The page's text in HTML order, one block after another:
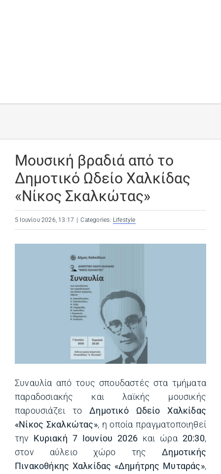
Μουσική βραδιά από το
Δημοτικό Ωδείο Χαλκίδας
«Νίκος Σκαλκώτας»
5 Ιουνίου 2026, 13:17 Categories: Lifestyle
Συναυλία από τους σπουδαστές στα τμήματα
παραδοσιακής και λαϊκής μουσικής
παρουσιάζει τοΔημοτικό Ωδείο Χαλκίδας
«Νίκος Σκαλκώτας», η οποία πραγματοποιηθεί
την Κυριακή 7 Ιουνίου 2026και ώρα 20:30,
στον αύλειο χώρο τηςΔημοτικής
Πινακοθήκης Χαλκίδας «Δημήτρης Μυταράς»,